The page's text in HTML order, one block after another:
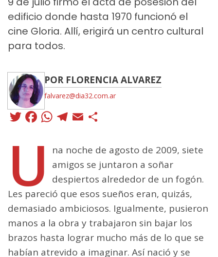
edificio donde hasta 1970 funcionó el
cine Gloria. Allí, erigirá un centro cultural
para todos.
POR FLORENCIA ALVAREZ
falvarez@dia32.com.ar
Twitter
Facebook
WhatsApp
Telegram
Email
U
na noche de agosto de 2009, siete
amigos se juntaron a soñar
despiertos alrededor de un fogón.
Les pareció que esos sueños eran, quizás,
demasiado ambiciosos. Igualmente, pusieron
manos a la obra y trabajaron sin bajar los
brazos hasta lograr mucho más de lo que se
habían atrevido a imaginar. Así nació y se